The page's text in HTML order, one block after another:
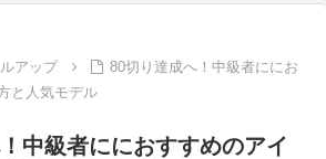
アップ
80切り達成へ！中級者ににお
と人気モデル
中級者ににおすすめのアイ